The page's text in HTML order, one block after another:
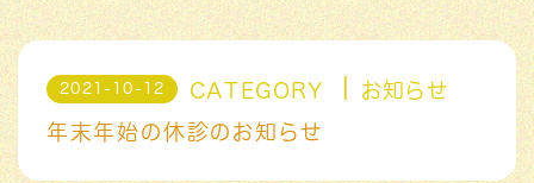
2021-10-12 CATEGORY
お知らせ
年末年始の休診のお知らせ